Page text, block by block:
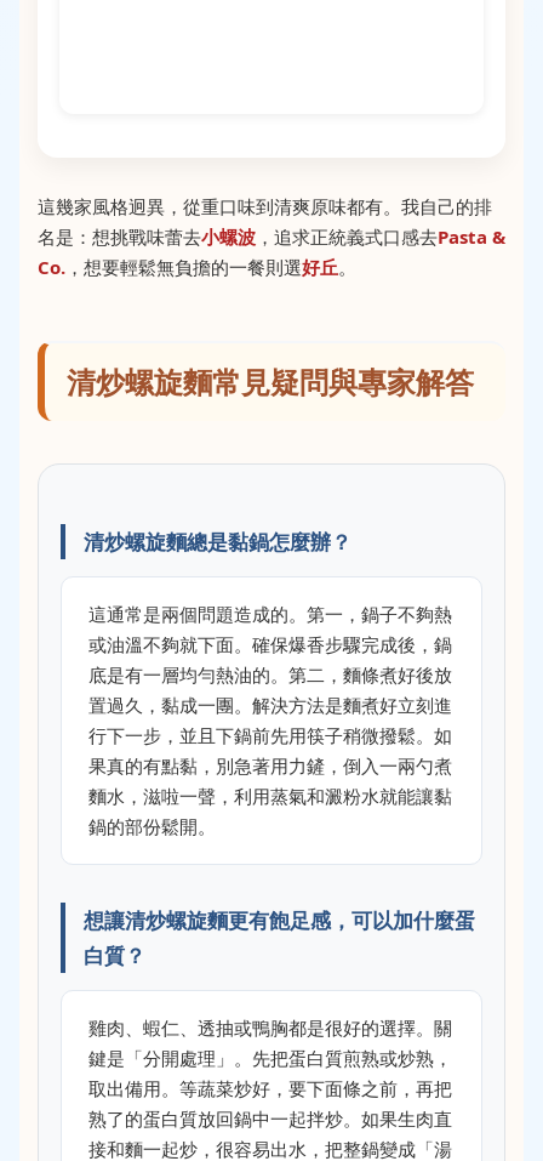
這幾家風格迥異，從重口味到清爽原味都有。我自己的排
名是：想挑戰味蕾去小螺波 ，追求正統義式口感去Pasta &
Co. ，想要輕鬆無負擔的一餐則選好丘。
清炒螺旋麵常見疑問與專家解答
清炒螺旋麵總是黏鍋怎麼辦？
這通常是兩個問題造成的。第一，鍋子不夠熱
或油溫不夠就下面。確保爆香步驟完成後，鍋
底是有一層均勻熱油的。第二，麵條煮好後放
置過久，黏成一團。解決方法是麵煮好立刻進
行下一步，並且下鍋前先用筷子稍微撥鬆。如
果真的有點黏，別急著用力鏟，倒入一兩勺煮
麵水，滋啦一聲，利用蒸氣和澱粉水就能讓黏
鍋的部份鬆開。
想讓清炒螺旋麵更有飽足感，可以加什麼蛋
白質？
雞肉、蝦仁、透抽或鴨胸都是很好的選擇。關
鍵是「分開處理」。先把蛋白質煎熟或炒熟，
取出備用。等蔬菜炒好，要下面條之前，再把
熟了的蛋白質放回鍋中一起拌炒。如果生肉直
接和麵一起炒，很容易出水，把整鍋變成「湯